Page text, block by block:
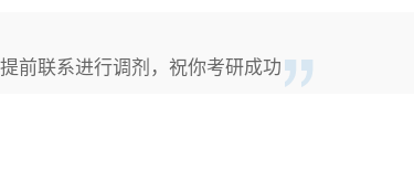
前联系进行调剂，祝你考研成功